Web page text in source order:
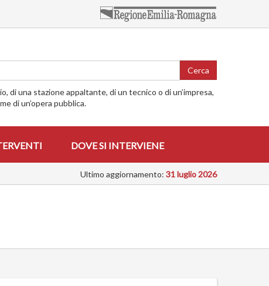
Cerca
di una stazione appaltante, di un tecnico o di un’impresa,
di un’opera pubblica.
DOVE SI INTERVIENE
Ultimo aggiornamento: 31 luglio 2026